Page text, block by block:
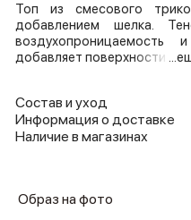
Топ из смесового
добавлением шелка.
добавляет поверхности
Состав и уход
Информация о доставке
Наличие в магазинах
Образ на фото